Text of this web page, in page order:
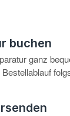
buchen
ganz